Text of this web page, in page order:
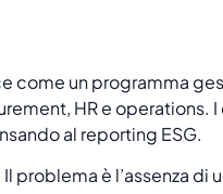
come un programma
HR e operations.
al reporting ESG.
problema è l’assenza di